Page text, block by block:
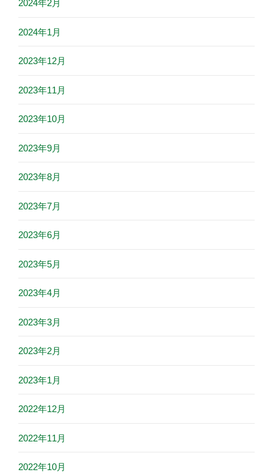
2024年2月
2024年1月
2023年12月
2023年11月
2023年10月
2023年9月
2023年8月
2023年7月
2023年6月
2023年5月
2023年4月
2023年3月
2023年2月
2023年1月
2022年12月
2022年11月
2022年10月